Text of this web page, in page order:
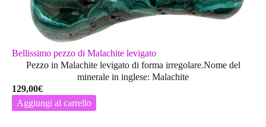
Bellissimo pezzo di Malachite levigato
Pezzo in Malachite levigato di forma irregolare.Nome del
minerale in inglese: Malachite
129,00€
Aggiungi al carrello